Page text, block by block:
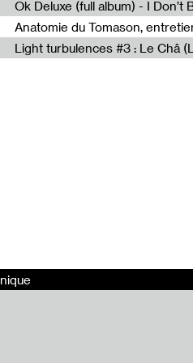
Haute École
Poétique de
Thomas Corlin
Light
Ok Deluxe (full album) - I Don’t
Anatomie du Tomason,
Light turbulences #3 : Le Châ